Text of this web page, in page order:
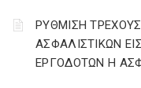
ΡΥΘΜΙΣΗ
ΑΣΦΑΛΙΣΤΙΚΩΝ
ΕΡΓΟΔΟΤΩΝ Η